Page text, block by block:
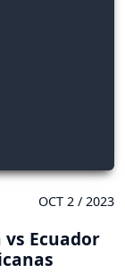
OCT 2 / 2023
vs Ecuador